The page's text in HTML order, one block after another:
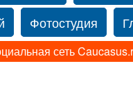
Фотостудия
Перевал Ущелье
сеть